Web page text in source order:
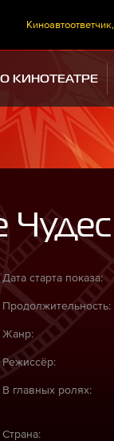
Киноавтоответчик,
О КИНОТЕАТРЕ
Чудес
Дата старта показа:
Продолжительность:
Жанр:
Режиссёр:
В главных ролях:
Страна: